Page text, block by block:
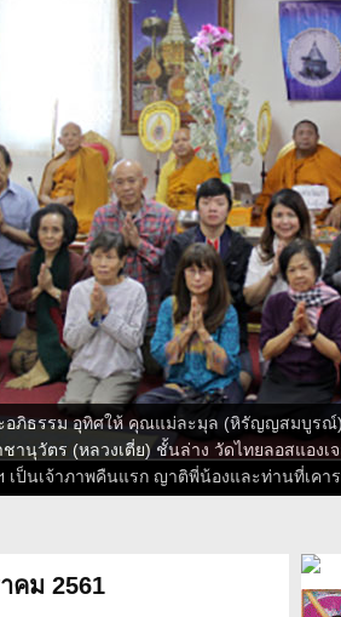
อภิธรรม อุทิศให้ คุณแม่ละมุล (หิรัญญสมบูรณ์
านุวัตร (หลวงเตี่ย) ชั้นล่าง วัดไทยลอสแอง
เป็นเจ้าภาพคืนแรก ญาติพี่น้องและท่านที่เค
คม 2561